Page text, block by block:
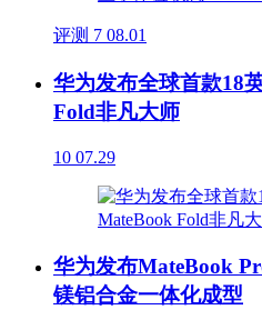
评测 7 08.01
华为发布全球首款18
Fold非凡大师
10 07.29
华为发布MateBook
镁铝合金一体化成型